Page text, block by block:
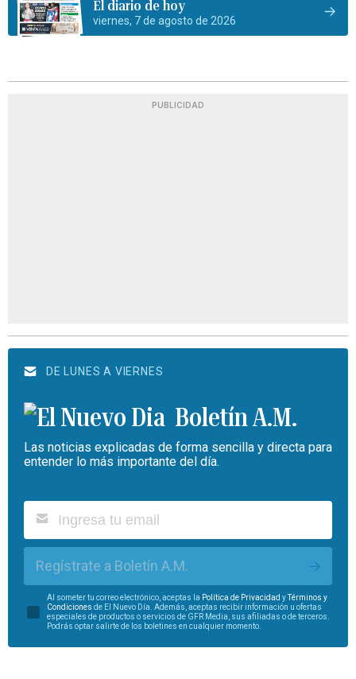
El diario de hoy
viernes, 7 de agosto de 2026
PUBLICIDAD
DE LUNES A VIERNES
Boletín A.M.
Las noticias explicadas de forma sencilla y directa para
entender lo más importante del día.
Regístrate a Boletín A.M.
Al someter tu correo electrónico, aceptas la Política de Privacidad yTérminos y
Condiciones de El Nuevo Día. Además, aceptas recibir información u ofertas
especiales de productos o servicios de GFR Media, sus afiliadas o de terceros.
Podrás optar salirte de los boletines en cualquier momento.